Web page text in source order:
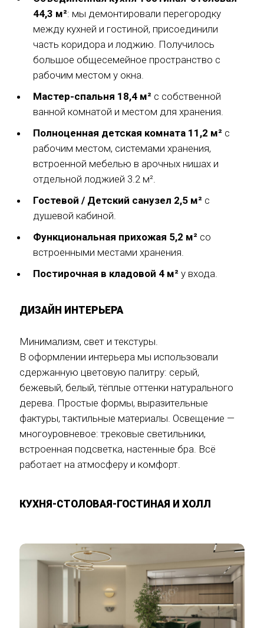
44,3 м²: мы демонтировали перегородку
между кухней и гостиной, присоединили
часть коридора и лоджию. Получилось
большое общесемейное пространство с
рабочим местом у окна.
Мастер-спальня 18,4 м²с собственной
ванной комнатой и местом для хранения.
Полноценная детская комната 11,2 м²с
рабочим местом, системами хранения,
встроенной мебелью в арочных нишах и
отдельной лоджией 3.2 м².
Гостевой / Детский санузел 2,5 м²с
душевой кабиной.
Функциональная прихожая 5,2 м²со
встроенными местами хранения.
Постирочная в кладовой 4 м²у входа.
ДИЗАЙН ИНТЕРЬЕРА
Минимализм, свет и текстуры.
В оформлении интерьера мы использовали
сдержанную цветовую палитру: серый,
бежевый, белый, тёплые оттенки натурального
дерева. Простые формы, выразительные
фактуры, тактильные материалы. Освещение —
многоуровневое: трековые светильники,
встроенная подсветка, настенные бра. Всё
работает на атмосферу и комфорт.
КУХНЯ-СТОЛОВАЯ-ГОСТИНАЯ И ХОЛЛ